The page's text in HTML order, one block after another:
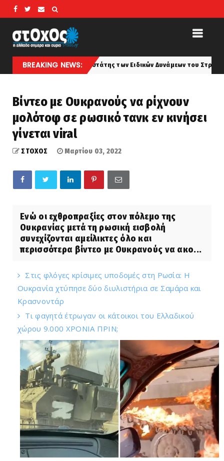
BREAKING NEWS:
– Προστάτης των Ειδικών Δυνάμεων του Στρατού
Βίντεο με Ουκρανούς να ρίχνουν
μολότοφ σε ρωσικό τανκ εν κινήσει
γίνεται viral
ΣΤΟΧΟΣ Μαρτίου 03, 2022
Ενώ οι εχθροπραξίες στον πόλεμο της
Ουκρανίας μετά τη ρωσική εισβολή
συνεχίζονται αμείλικτες όλο και
περισσότερα βίντεο με Ουκρανούς να ακο...
Στις φλόγες κρίσιμες υποδομές στη Ρωσία: Η
Ουκρανία χτύπησε δύο διυλιστήρια σε Σαμάρα και
Κρασνοντάρ
Τι φαγητά έτρωγαν οι κάτοικοι του Ελλαδικού
χώρου 9.000 ΧΡΟΝΙΑ ΠΡΙΝ;